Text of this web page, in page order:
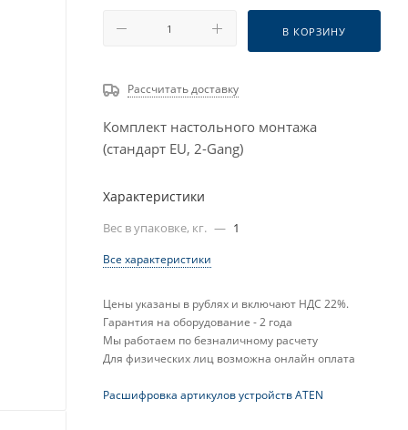
В КОРЗИНУ
Рассчитать доставку
Комплект настольного монтажа
(стандарт EU, 2-Gang)
Характеристики
Вес в упаковке, кг. — 1
Все характеристики
Цены указаны в рублях и включают НДС 22%.
Гарантия на оборудование - 2 года
Мы работаем по безналичному расчету
Для физических лиц возможна онлайн оплата
Расшифровка артикулов устройств ATEN